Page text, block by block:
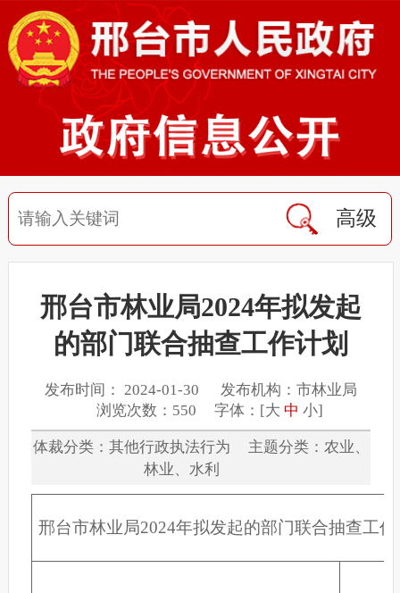
高级
邢台市林业局2024年拟发起
的部门联合抽查工作计划
发布时间： 2024-01-30 发布机构：市林业局
浏览次数：550 字体：[大 中 小]
体裁分类：其他行政执法行为 主题分类：农业、
林业、水利
邢台市林业局2024年拟发起的部门联合抽查工